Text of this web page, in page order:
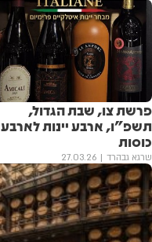
פרשת צו, שבת הגדול,
תשפ"ו, ארבע יינות לארבע
כוסות
שרגא גבהרד 27.03.26